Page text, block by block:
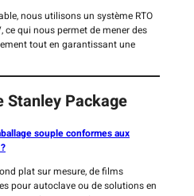
nous utilisons un système RTO
ce qui nous permet de mener des
tout en garantissant une
Stanley Package
souple conformes aux
plat sur mesure, de films
pour autoclave ou de solutions en